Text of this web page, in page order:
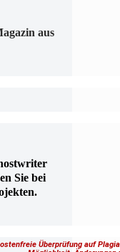
aus
Sie bei
Überprüfung auf